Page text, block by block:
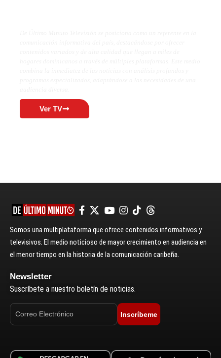
Ver TV
Somos una multiplataforma que ofrece contenidos informativos y
televisivos. El medio noticioso de mayor crecimiento en audiencia en
el menor tiempo en la historia de la comunicación caribeña.
Newsletter
Suscríbete a nuestro boletín de noticias.
Inscríbeme